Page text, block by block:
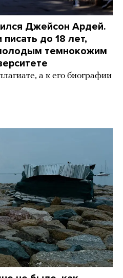
Джейсон Ардей.
до 18 лет,
темнокожим
а к его биографии